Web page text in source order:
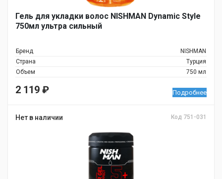
Гель для укладки волос NISHMAN Dynamic Style
750мл ультра сильный
Бренд
NISHMAN
Страна
Турция
Объем
750 мл
2 119 ₽ Подробнее
Нет в наличии Код 751-031